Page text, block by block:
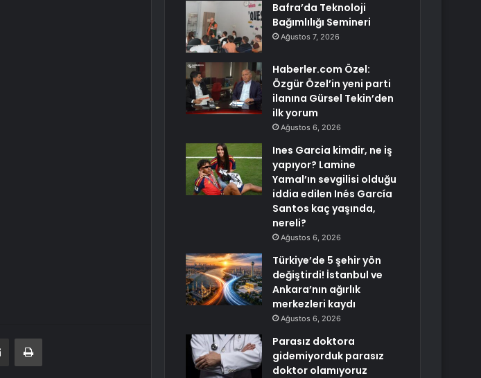
E-Posta ile paylaş Yazdır
Bafra’da Teknoloji
Bağımlılığı Semineri
Ağustos 7, 2026
Haberler.com Özel:
Özgür Özel’in yeni parti
ilanına Gürsel Tekin’den
ilk yorum
Ağustos 6, 2026
Ines Garcia kimdir, ne iş
yapıyor? Lamine
Yamal’ın sevgilisi olduğu
iddia edilen Inés García
Santos kaç yaşında,
nereli?
Ağustos 6, 2026
Türkiye’de 5 şehir yön
değiştirdi! İstanbul ve
Ankara’nın ağırlık
merkezleri kaydı
Ağustos 6, 2026
Parasız doktora
gidemiyorduk parasız
doktor olamıyoruz